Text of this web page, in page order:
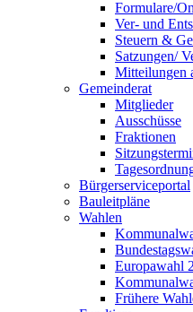
Formulare/
Ver- und
Steuern &
Satzungen/
Mitteilungen
Gemeinderat
Mitglieder
Ausschüsse
Fraktionen
Bürgerserviceportal
Bauleitpläne
Wahlen
Europawahl
Frühere